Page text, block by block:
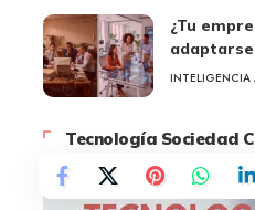
¿Tu
adaptarse
INTELIGENCIA
Tecnología Sociedad